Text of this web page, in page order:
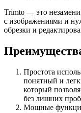
Trimto — это
с изображениями и
обрезки и
Простота
понятный и
который
без лишних
Мощные